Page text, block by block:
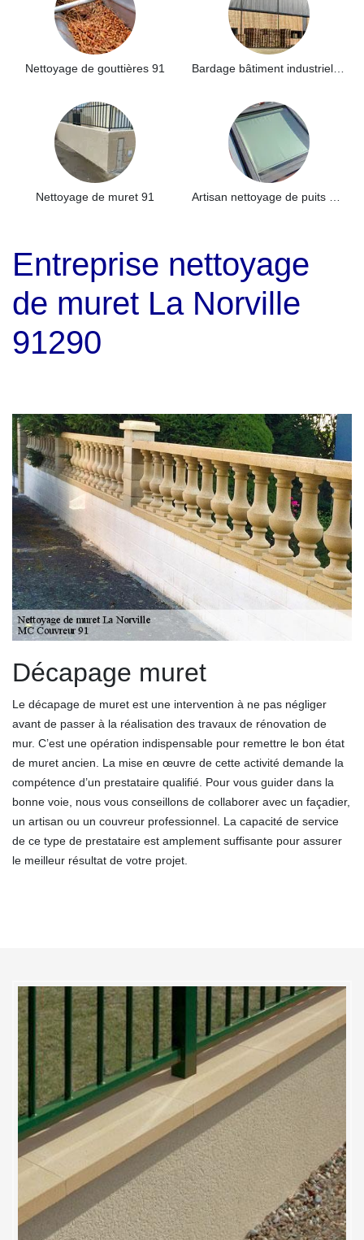
Nettoyage de gouttières 91
Nettoyage de muret 91
Entreprise nettoyage
de muret La Norville
91290
Décapage muret
Le décapage de muret est une intervention à ne pas négliger
avant de passer à la réalisation des travaux de rénovation de
mur. C’est une opération indispensable pour remettre le bon état
de muret ancien. La mise en œuvre de cette activité demande la
compétence d’un prestataire qualifié. Pour vous guider dans la
bonne voie, nous vous conseillons de collaborer avec un façadier,
un artisan ou un couvreur professionnel. La capacité de service
de ce type de prestataire est amplement suffisante pour assurer
le meilleur résultat de votre projet.